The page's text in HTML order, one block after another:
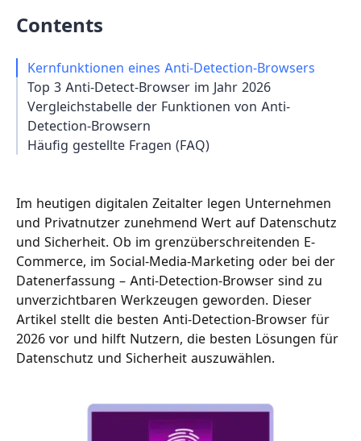
Contents
Kernfunktionen eines Anti-Detection-Browsers
Top 3 Anti-Detect-Browser im Jahr 2026
Vergleichstabelle der Funktionen von Anti-
Detection-Browsern
Häufig gestellte Fragen (FAQ)
Im heutigen digitalen Zeitalter legen Unternehmen
und Privatnutzer zunehmend Wert auf Datenschutz
und Sicherheit. Ob im grenzüberschreitenden E-
Commerce, im Social-Media-Marketing oder bei der
Datenerfassung – Anti-Detection-Browser sind zu
unverzichtbaren Werkzeugen geworden. Dieser
Artikel stellt die besten Anti-Detection-Browser für
2026 vor und hilft Nutzern, die besten Lösungen für
Datenschutz und Sicherheit auszuwählen.